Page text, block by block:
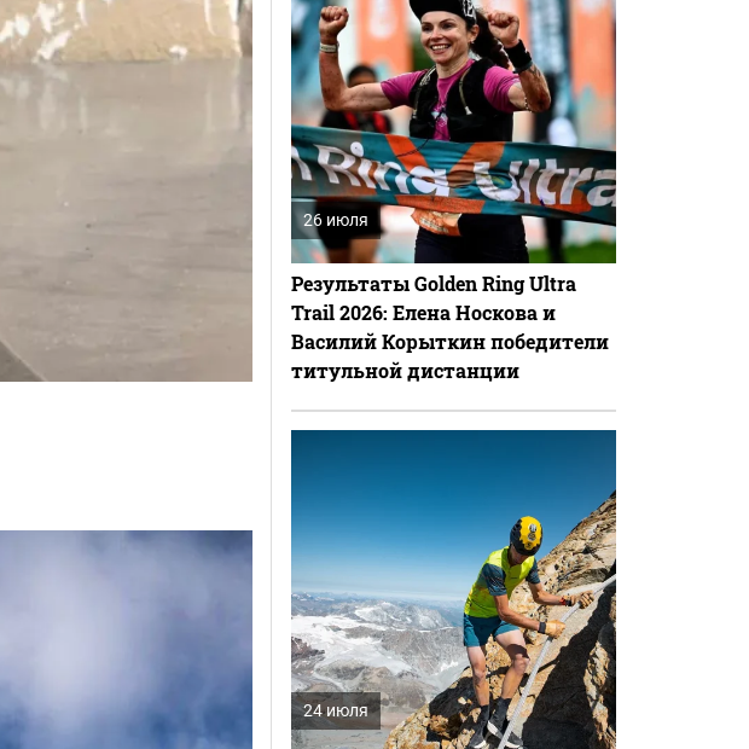
26 июля
Результаты Golden Ring Ultra
Trail 2026: Елена Носкова и
Василий Корыткин победители
титульной дистанции
24 июля